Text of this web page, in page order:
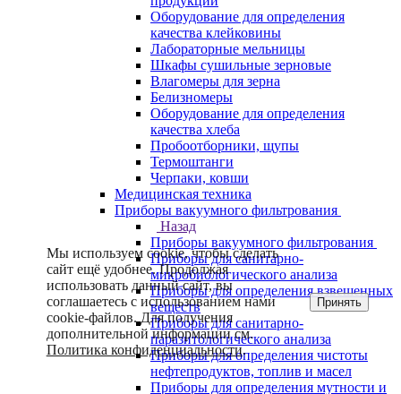
Оборудование для определения
качества клейковины
Лабораторные мельницы
Шкафы сушильные зерновые
Влагомеры для зерна
Белизномеры
Оборудование для определения
качества хлеба
Пробоотборники, щупы
Термоштанги
Черпаки, ковши
Медицинская техника
Приборы вакуумного фильтрования
Назад
Приборы вакуумного фильтрования
Приборы для санитарно-
микробиологического анализа
Приборы для определения взвешенных
веществ
Приборы для санитарно-
паразитологического анализа
Приборы для определения чистоты
нефтепродуктов, топлив и масел
Приборы для определения мутности и
Мы используем cookie, чтобы сделать
сайт ещё удобнее. Продолжая
использовать данный сайт, вы
соглашаетесь с использованием нами
cookie-файлов. Для получения
дополнительной информации см.
Политика конфиденциальности.
Принять